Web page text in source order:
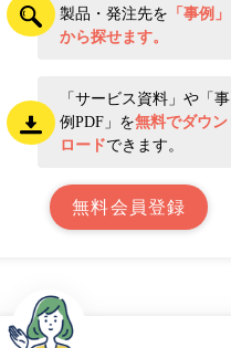
製品・発注先を 「事例」
から探せます。
「サービス資料」や「事
例PDF」を無料でダウン
ロードできます。
無料会員登録